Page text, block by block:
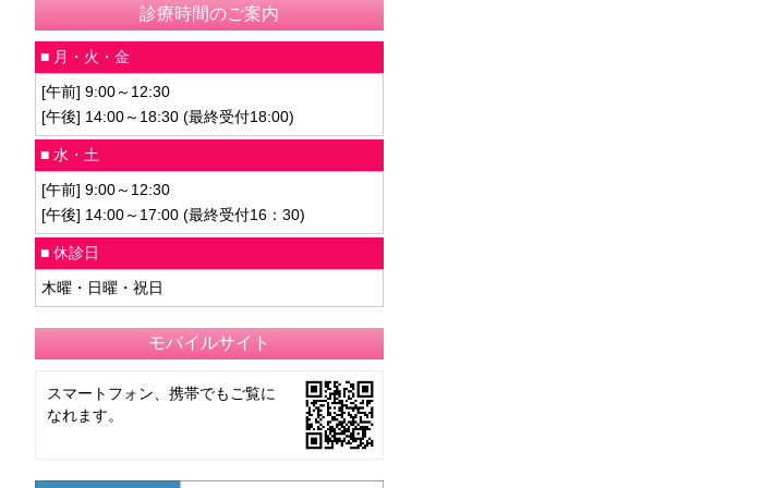
診療時間のご案内
■ 月・火・金
[午前] 9:00～12:30
[午後] 14:00～18:30 (最終受付18:00)
■ 水・土
[午前] 9:00～12:30
[午後] 14:00～17:00 (最終受付16：30)
■ 休診日
木曜・日曜・祝日
モバイルサイト
スマートフォン、携帯でもご覧に
なれます。